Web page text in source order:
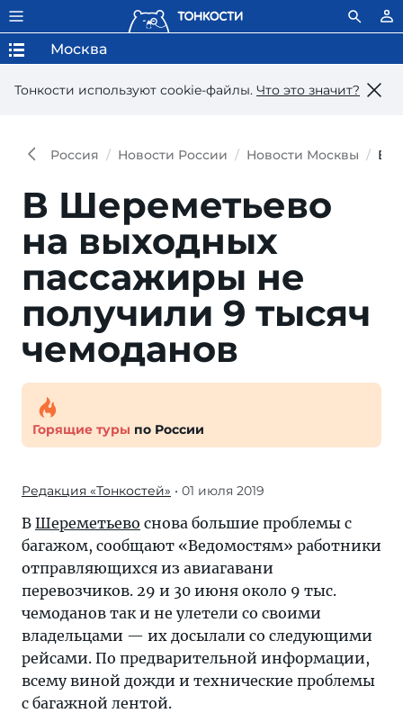
Тонкости используют сookie-файлы. Что это значит?
Москва
Россия Новости России Новости Москвы В
В Шереметьево
на выходных
пассажиры не
получили 9 тысяч
чемоданов
Горящие туры по России
Редакция «Тонкостей» • 01 июля 2019
В Шереметьево снова большие проблемы с
багажом, сообщают «Ведомостям» работники
отправляющихся из авиагавани
перевозчиков. 29 и 30 июня около 9 тыс.
чемоданов так и не улетели со своими
владельцами — их досылали со следующими
рейсами. По предварительной информации,
всему виной дожди и технические проблемы
с багажной лентой.